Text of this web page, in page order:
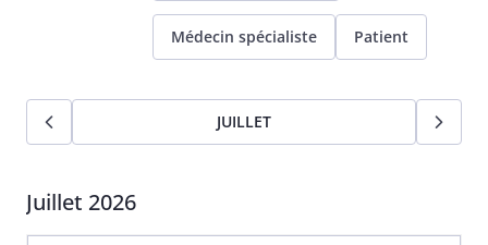
Médecin spécialiste Patient
JUILLET
Juillet 2026